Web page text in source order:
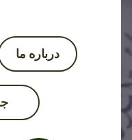
درباره ما
جستجو کنید